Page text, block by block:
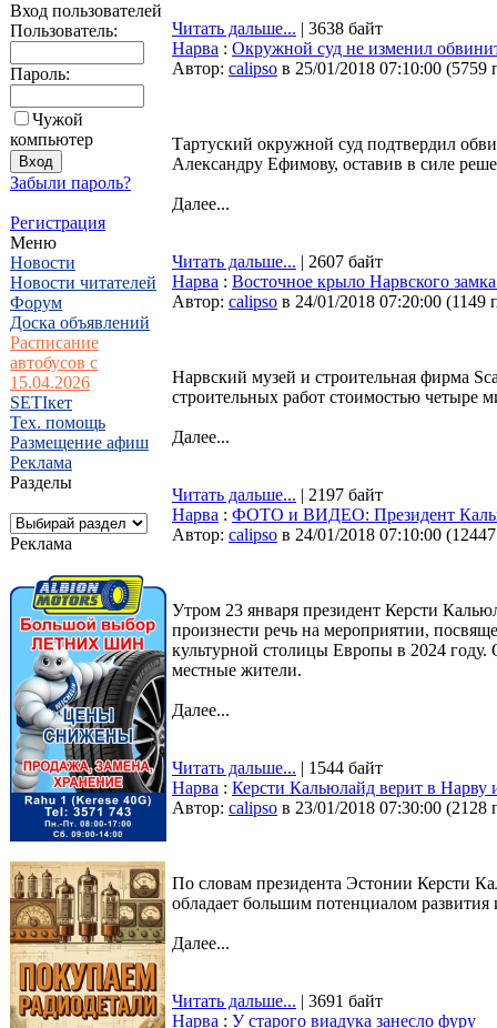
Вход пользователей
Пользователь:
Пароль:
Чужой
компьютер
Забыли пароль?
Регистрация
Меню
Новости
Новости читателей
Форум
Доска объявлений
Расписание
автобусов с
15.04.2026
SETIкет
Тех. помощь
Размещение афиш
Реклама
Разделы
Реклама
Читать дальше... | 3638 байт
Нарва : Окружной суд не изменил
Автор: calipso в 25/01/2018 07:10:00 (5759
Тартуский окружной суд подтвердил
Александру Ефимову, оставив в силе
Далее...
Читать дальше... | 2607 байт
Нарва : Восточное крыло Нарвского
Автор: calipso в 24/01/2018 07:20:00 (1149
Нарвский музей и строительная фирма
строительных работ стоимостью четыре
Далее...
Читать дальше... | 2197 байт
Нарва : ФОТО и ВИДЕО: Президент
Автор: calipso в 24/01/2018 07:10:00 (
Утром 23 января президент Керсти
произнести речь на мероприятии,
культурной столицы Европы в 2024 году.
местные жители.
Далее...
Читать дальше... | 1544 байт
Нарва : Керсти Кальюлайд верит в Нарву
Автор: calipso в 23/01/2018 07:30:00 (2128
По словам президента Эстонии Керсти
обладает большим потенциалом
Далее...
Читать дальше... | 3691 байт
Нарва : У старого виадука занесло фуру